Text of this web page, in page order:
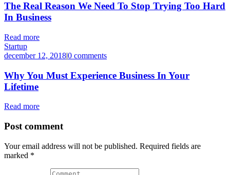
The Real Reason We Need To Stop Trying Too Hard
In Business
Read more
Startup
december 12, 2018|0 comments
Why You Must Experience Business In Your
Lifetime
Read more
Post comment
Your email address will not be published. Required fields are
marked *